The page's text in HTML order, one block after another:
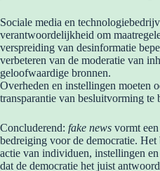
Sociale media en
verantwoordelijkheid om
verspreiding van desinformatie
verbeteren van de moderatie van
geloofwaardige bronnen.
Overheden en instellingen moeten
transparantie van besluitvorming te
Concluderend: fake news vormt
bedreiging voor de democratie.
actie van individuen, instellingen
dat de democratie het juist